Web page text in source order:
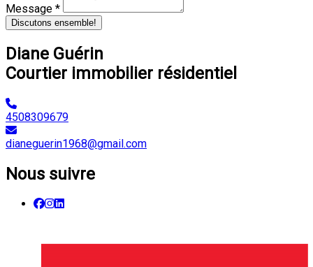
Message *
Discutons ensemble!
Diane Guérin
Courtier immobilier résidentiel
4508309679
dianeguerin1968@gmail.com
Nous suivre